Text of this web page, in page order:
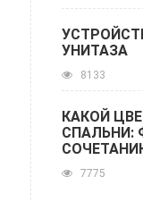
УНИТАЗА
8133
КАКОЙ
СПАЛЬНИ:
7775